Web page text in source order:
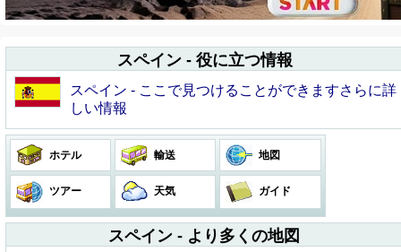
スペイン - 役に立つ情報
スペイン - ここで見つけることができますさらに詳
しい情報
ホテル 輸送 地図
ツアー 天気 ガイド
スペイン - より多くの地図